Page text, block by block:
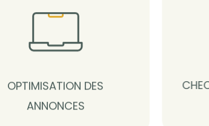
OPTIMISATION DES
ANNONCES